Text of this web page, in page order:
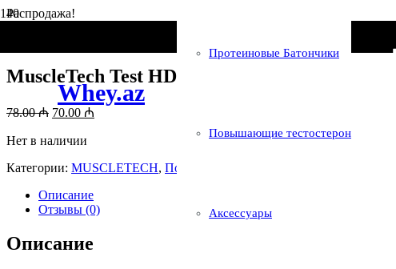
Whey.az
Протеиновые Батончики
Повышающие тестостерон
Аксессуары
Распродажа!
MuscleTech Test HD 90 caps
78.00₼ Первоначальная
составляла
70.00 ₼Текущая
Нет в наличии
Категории: MUSCLETECH, Повышающие тестостерон
Описание
Отзывы (0)
Описание